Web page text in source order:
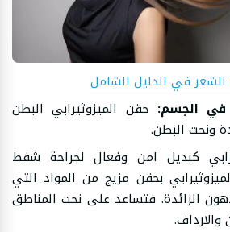
الشعر في الدليل الشامل
في الجسم: حقن الميزوثيرابي البطن
ونحت البطن.
كبديل امن وفعال لجراحة شفط
بحقن مزيج من المواد التي
الزائدة. فتساعد على نحت المناطق